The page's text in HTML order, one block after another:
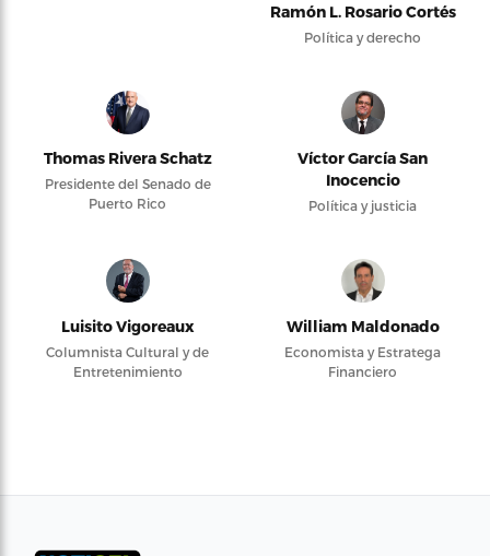
Ramón L. Rosario Cortés
Política y derecho
Thomas Rivera Schatz
Presidente del Senado de
Puerto Rico
Víctor García San
Inocencio
Política y justicia
Luisito Vigoreaux
Columnista Cultural y de
Entretenimiento
William Maldonado
Economista y Estratega
Financiero